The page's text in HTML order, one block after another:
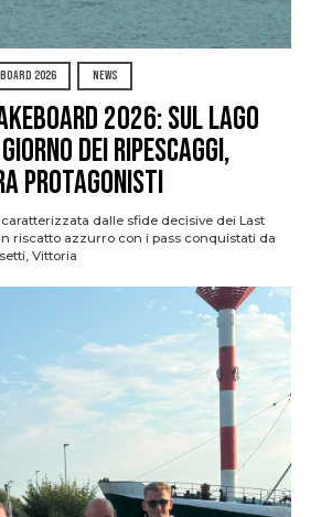
2026 NEWS
2026: sul Lago
dei ripescaggi,
protagonisti
dalle sfide decisive dei Last
riscatto azzurro con i pass conquistati da
Vittoria